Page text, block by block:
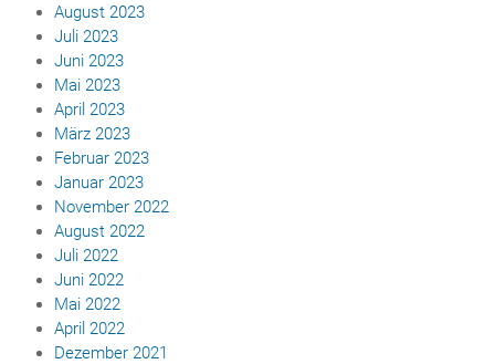
August 2023
Juli 2023
Juni 2023
Mai 2023
April 2023
März 2023
Februar 2023
Januar 2023
November 2022
August 2022
Juli 2022
Juni 2022
Mai 2022
April 2022
Dezember 2021